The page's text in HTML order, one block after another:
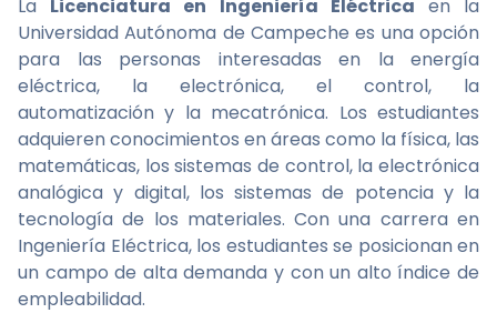
La Licenciatura en Ingeniería Eléctrica en la
Universidad Autónoma de Campeche es una opción
para las personas interesadas en la energía
eléctrica, la electrónica, el control, la
automatización y la mecatrónica. Los estudiantes
adquieren conocimientos en áreas como la física, las
matemáticas, los sistemas de control, la electrónica
analógica y digital, los sistemas de potencia y la
tecnología de los materiales. Con una carrera en
Ingeniería Eléctrica, los estudiantes se posicionan en
un campo de alta demanda y con un alto índice de
empleabilidad.